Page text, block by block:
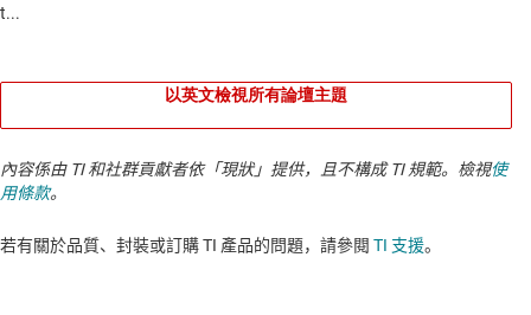
以英文檢視所有論壇主題
內容係由 TI 和社群貢獻者依「現狀」提供，且不構成 TI 規範。檢視使
用條款。
若有關於品質、封裝或訂購 TI 產品的問題，請參閱 TI 支援。​​​​​​​​​​​​​​